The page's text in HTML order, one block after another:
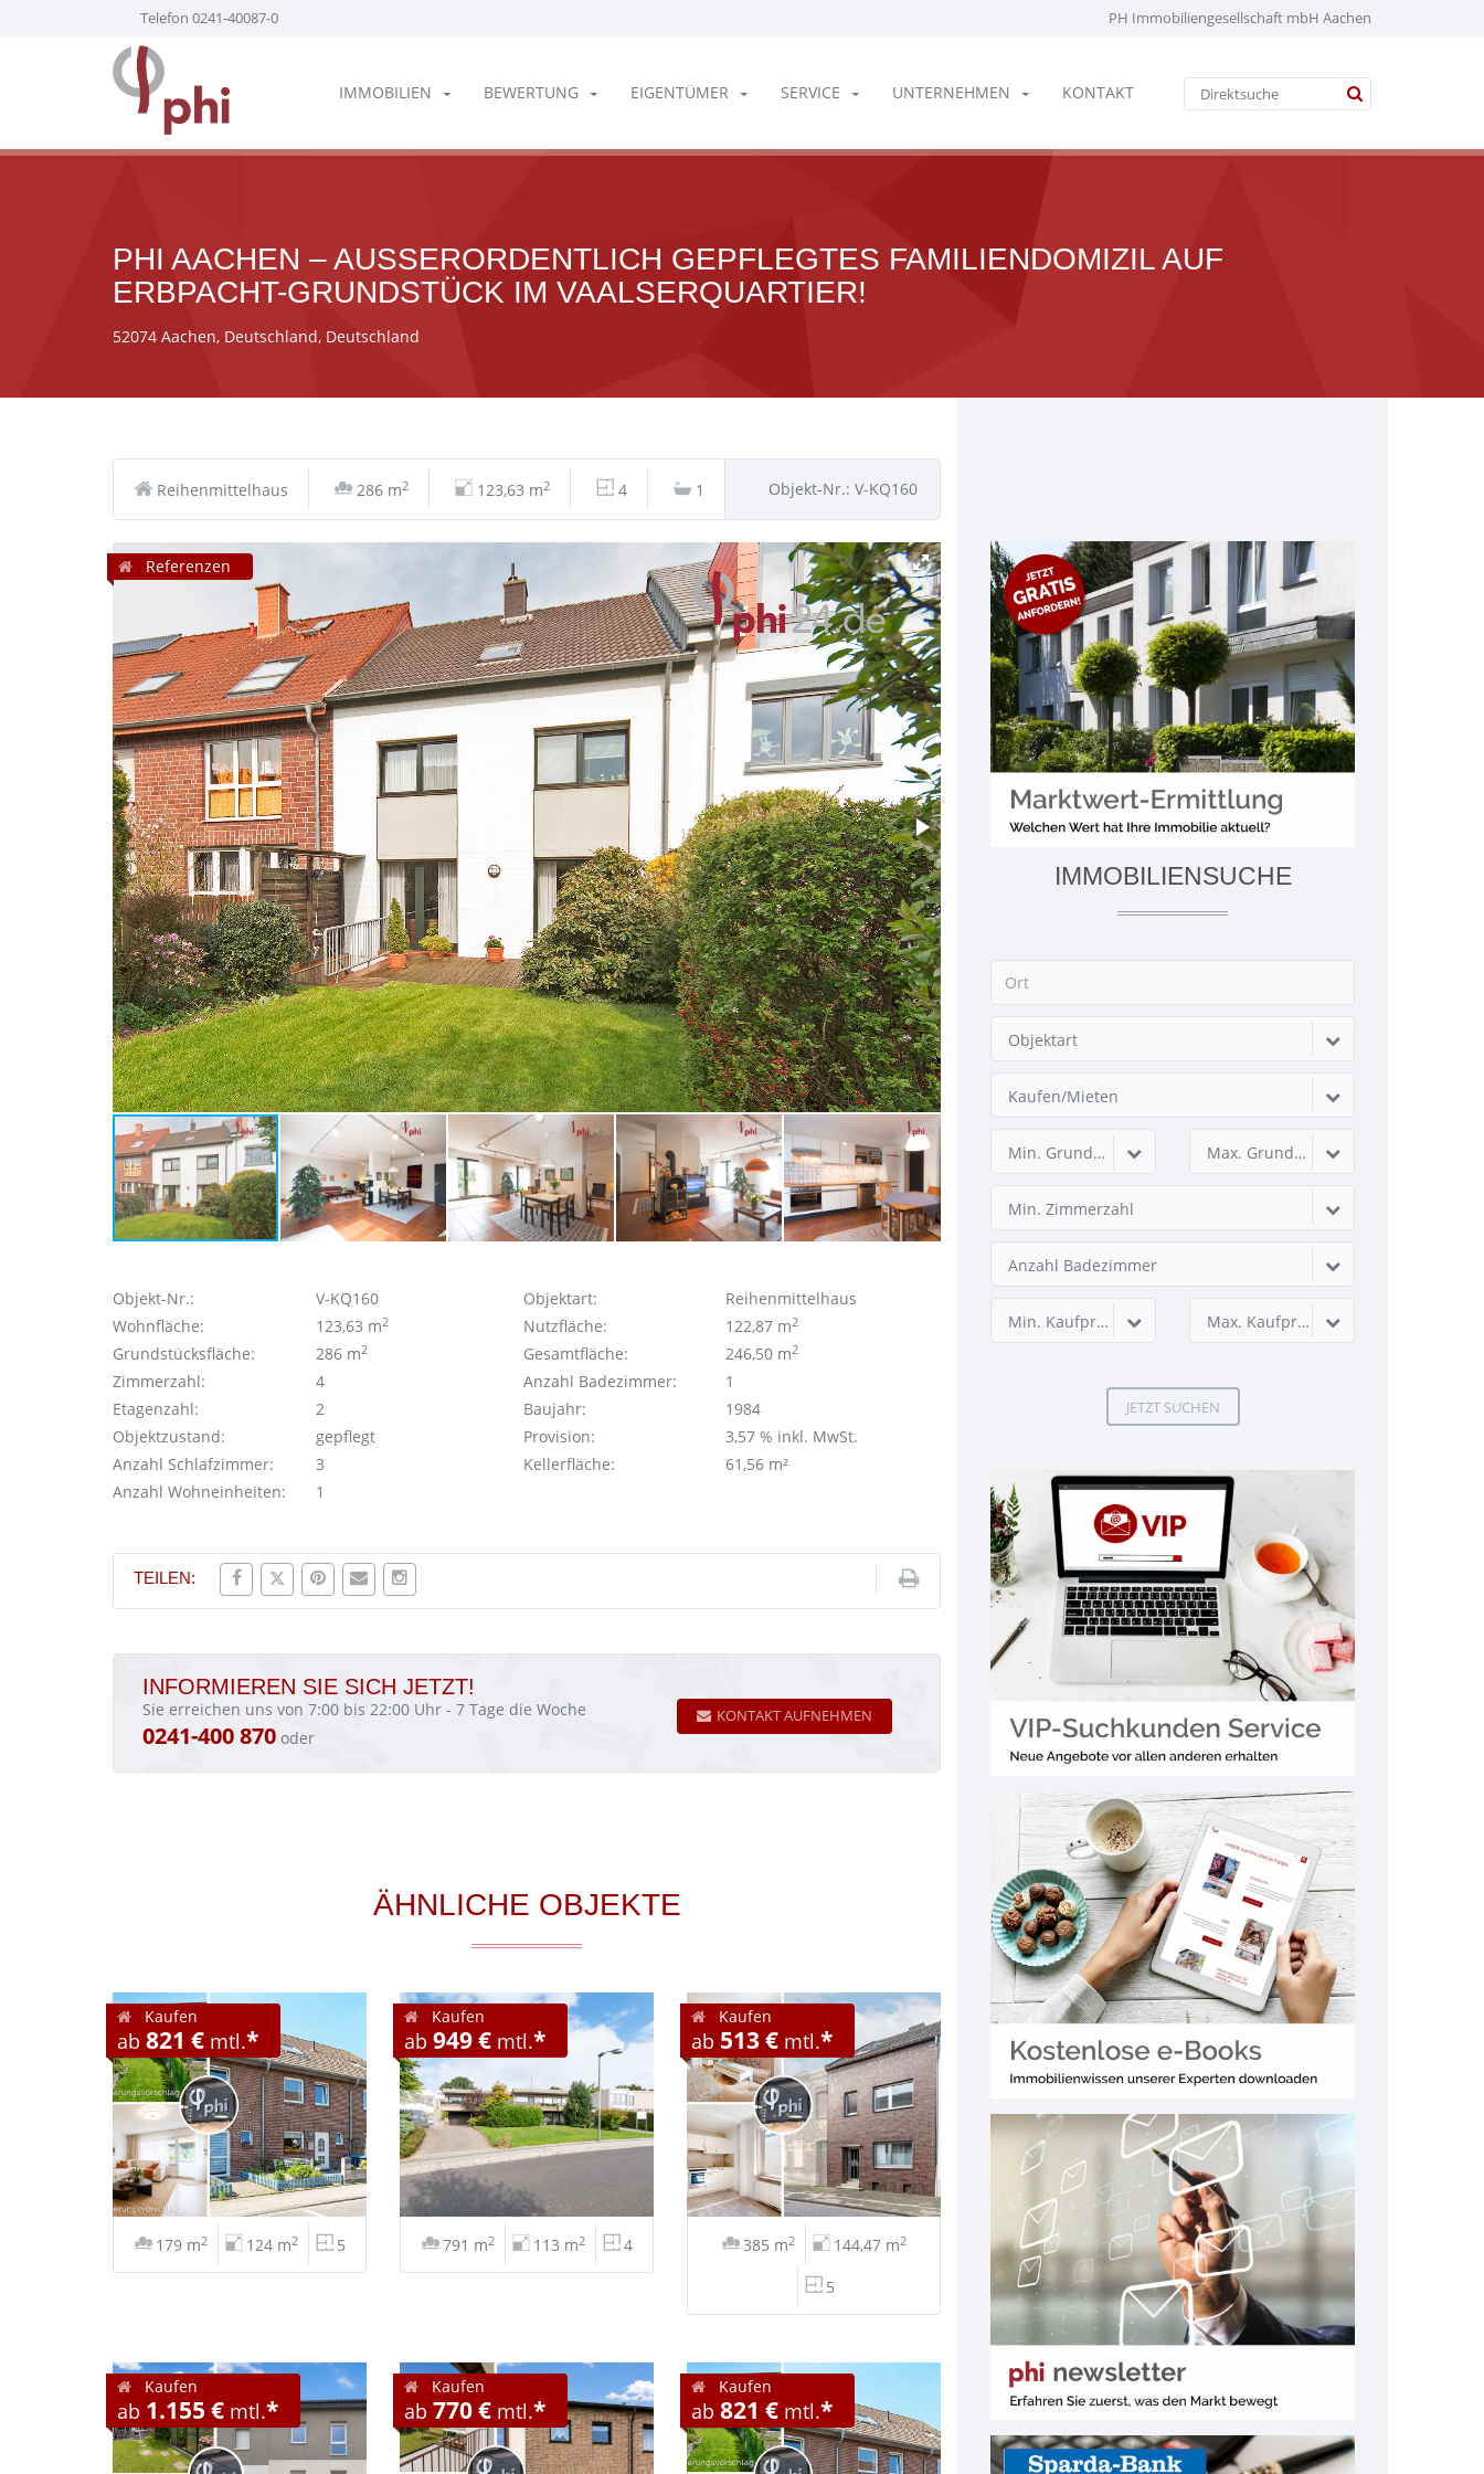
Telefon 0241-40087-0 PH Immobiliengesellschaft mbH Aachen
IMMOBILIEN BEWERTUNG EIGENTÜMER SERVICE UNTERNEHMEN KONTAKT
PHI AACHEN – AUSSERORDENTLICH GEPFLEGTES FAMILIENDOMIZIL AUF E
RBPACHT-GRUNDSTÜCK IM VAALSERQUARTIER!
52074 Aachen, Deutschland, Deutschland
Reihenmittelhaus 286 m2 123,63 m2 4 1 Objekt-Nr.: V-KQ160
Referenzen
Objekt-Nr.: V-KQ160 Objektart:
Reihenmittelhaus
Wohnfläche:
123,63 m2 Nutzfläche: 122,87 m2
Grundstücksfläche: 286 m2 Gesamtfläche: 246,50 m2
Zimmerzahl: 4 Anzahl Badezimmer:
1
Etagenzahl:
2 Baujahr:
1984
Objektzustand:
gepflegt Provision:
3,57 % inkl. MwSt.
Anzahl Schlafzimmer:
3 Kellerfläche:
61,56 m²
Anzahl Wohneinheiten:
1
TEILEN:
INFORMIEREN SIE SICH JETZT!
Sie erreichen uns von 7:00 bis 22:00 Uhr - 7 Tage die Woche
0241-400 870 oder
KONTAKT AUFNEHMEN
ÄHNLICHE OBJEKTE
Kaufen
ab 821 € mtl.*
179 m2 124 m2 5
Kaufen
ab 949 €mtl.*
791 m2 113 m2 4
Kaufen
ab 513 €mtl.*
385 m2 144,47 m2
5
Kaufen
ab 1.155 € mtl.*
Kaufen
ab 770 €mtl.*
Kaufen
ab 821 €mtl.*
IMMOBILIENSUCHE
Objektart
Kaufen/Mieten
Min. Grundstücksfläche Max. Grundstücksfläche
Min. Zimmerzahl
Anzahl Badezimmer
Min. Kaufpreis Max. Kaufpreis
JETZT SUCHEN